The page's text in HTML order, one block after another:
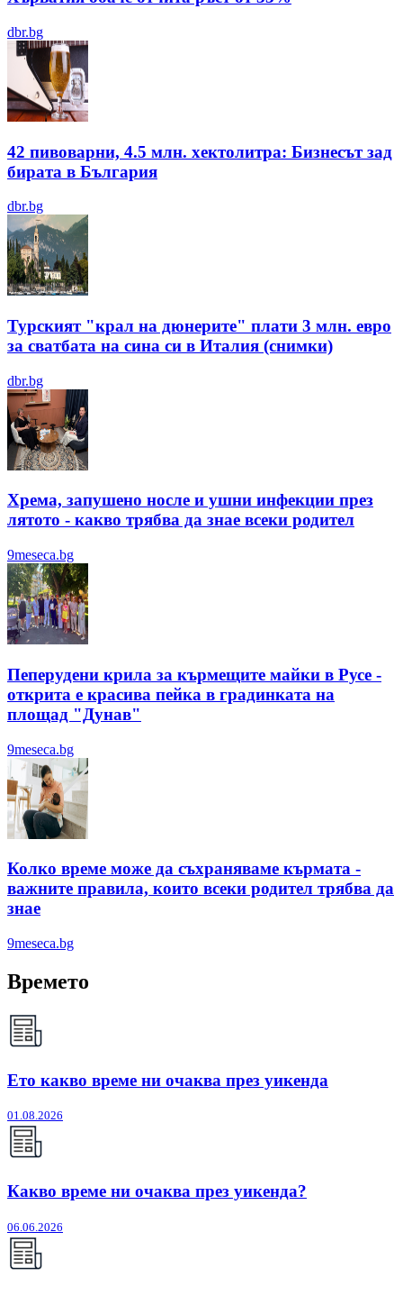
dbr.bg
42 пивоварни, 4.5 млн. хектолитра: Бизнесът зад
бирата в България
dbr.bg
Турският "крал на дюнерите" плати 3 млн. евро
за сватбата на сина си в Италия (снимки)
dbr.bg
Хрема, запушено носле и ушни инфекции през
лятотo - какво трябва да знае всеки родител
9meseca.bg
Пеперудени крила за кърмещите майки в Русе -
открита е красива пейка в градинката на
площад "Дунав"
9meseca.bg
Колко време може да съхраняваме кърмата -
важните правила, които всеки родител трябва да
знае
9meseca.bg
Времето
Ето какво време ни очаква през уикенда
01.08.2026
Какво време ни очаква през уикенда?
06.06.2026